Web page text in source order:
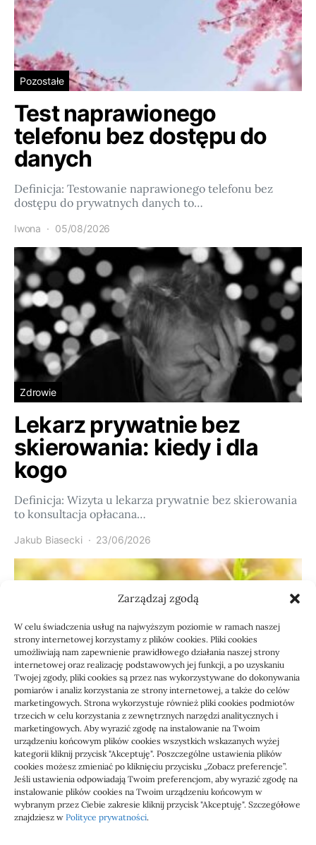
Zarządzaj zgodą
W celu świadczenia usług na najwyższym poziomie w ramach naszej
strony internetowej korzystamy z plików cookies. Pliki cookies
umożliwiają nam zapewnienie prawidłowego działania naszej strony
internetowej oraz realizację podstawowych jej funkcji, a po uzyskaniu
Twojej zgody, pliki cookies są przez nas wykorzystywane do dokonywania
pomiarów i analiz korzystania ze strony internetowej, a także do celów
marketingowych. Strona wykorzystuje również pliki cookies podmiotów
trzecich w celu korzystania z zewnętrznych narzędzi analitycznych i
marketingowych. Aby wyrazić zgodę na instalowanie na Twoim
urządzeniu końcowym plików cookies wszystkich wskazanych wyżej
kategorii kliknij przycisk "Akceptuję". Poszczególne ustawienia plików
cookies możesz zmieniać po kliknięciu przycisku „Zobacz preferencje”.
Jeśli ustawienia odpowiadają Twoim preferencjom, aby wyrazić zgodę na
instalowanie plików cookies na Twoim urządzeniu końcowym w
wybranym przez Ciebie zakresie kliknij przycisk "Akceptuję". Szczegółowe
znajdziesz w Polityce prywatności.
Pozostałe
Test naprawionego
telefonu bez dostępu do
danych
Definicja: Testowanie naprawionego telefonu bez
dostępu do prywatnych danych to…
Iwona 05/08/2026
Zdrowie
Lekarz prywatnie bez
skierowania: kiedy i dla
kogo
Definicja: Wizyta u lekarza prywatnie bez skierowania
to konsultacja opłacana…
Jakub Biasecki 23/06/2026
Usługi
Jak sprawdzić przejęcie
zaległości przez biuro
Definicja: Weryfikacja, czy nowe biuro rachunkowe
przejmie zaległości w dokumentach,…